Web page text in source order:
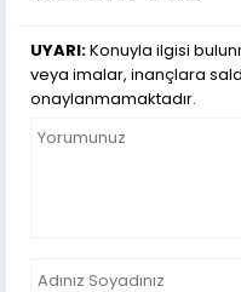
UYARI:Konuyla ilgisi
veya imalar, inançlara
onaylanmamaktadır.